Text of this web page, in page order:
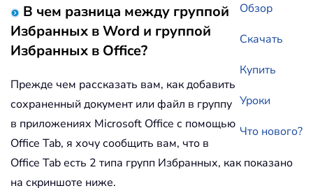
Обзор
Скачать
Купить
Уроки
Что нового?
В чем разница между группой
Избранных в Word и группой
Избранных в Office?
Прежде чем рассказать вам, как добавить
сохраненный документ или файл в группу
в приложениях Microsoft Office с помощью
Office Tab, я хочу сообщить вам, что в
Office Tab есть 2 типа групп Избранных, как показано
на скриншоте ниже.